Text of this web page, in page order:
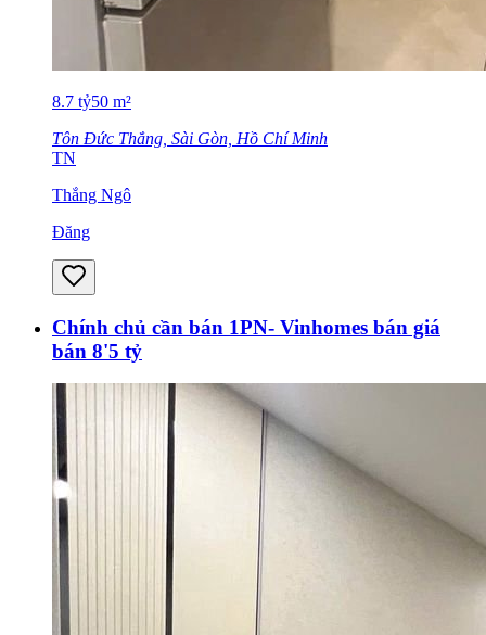
8.7 tỷ50 m²
Tôn Đức Thắng, Sài Gòn, Hồ Chí Minh
TN
Thắng Ngô
Đăng
Chính chủ cần bán 1PN- Vinhomes bán giá
bán 8'5 tỷ